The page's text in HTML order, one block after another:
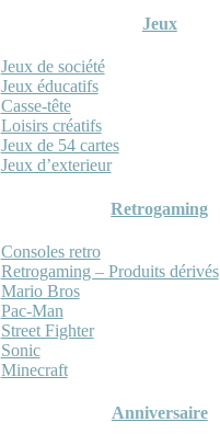
Jeux
Jeux de société
Jeux éducatifs
Casse-tête
Loisirs créatifs
Jeux de 54 cartes
Jeux d’exterieur
Retrogaming
Consoles retro
Retrogaming – Produits dérivés
Mario Bros
Pac-Man
Street Fighter
Sonic
Minecraft
Anniversaire